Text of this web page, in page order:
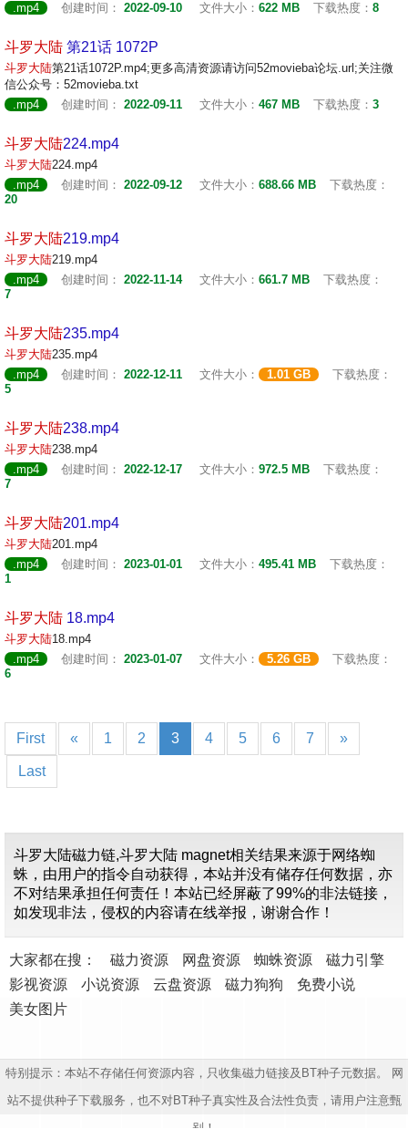
.mp4
创建时间： 2022-09-10 文件大小： 622 MB 下载热度： 8
斗罗大陆 第21话 1072P
斗罗大陆第21话1072P.mp4;更多高清资源请访问52movieba论坛.url;关注微
信公众号：52movieba.txt
.mp4
创建时间： 2022-09-11 文件大小： 467 MB 下载热度： 3
斗罗大陆224.mp4
斗罗大陆224.mp4
.mp4
创建时间： 2022-09-12 文件大小： 688.66 MB
下载热度：
20
斗罗大陆219.mp4
斗罗大陆219.mp4
.mp4
创建时间： 2022-11-14 文件大小： 661.7 MB
下载热度：
7
斗罗大陆235.mp4
斗罗大陆235.mp4
.mp4
创建时间： 2022-12-11 文件大小： 1.01 GB
下载热度：
5
斗罗大陆238.mp4
斗罗大陆238.mp4
.mp4
创建时间： 2022-12-17 文件大小： 972.5 MB
下载热度：
7
斗罗大陆201.mp4
斗罗大陆201.mp4
.mp4
创建时间： 2023-01-01 文件大小： 495.41 MB
下载热度：
1
斗罗大陆 18.mp4
斗罗大陆18.mp4
.mp4
创建时间： 2023-01-07 文件大小： 5.26 GB
下载热度：
6
First « 1 2 3 4 5 6 7 »
Last
斗罗大陆磁力链,斗罗大陆 magnet相关结果来源于网络蜘
蛛，由用户的指令自动获得，本站并没有储存任何数据，亦
不对结果承担任何责任！本站已经屏蔽了99%的非法链接，
如发现非法，侵权的内容请在线举报，谢谢合作！
大家都在搜： 磁力资源 网盘资源 蜘蛛资源
磁力引擎
影视资源
小说资源 云盘资源 磁力狗狗
免费小说
美女图片
特别提示：本站不存储任何资源内容，只收集磁力链接及BT种子元数据。 网
站不提供种子下载服务，也不对BT种子真实性及合法性负责，请用户注意甄